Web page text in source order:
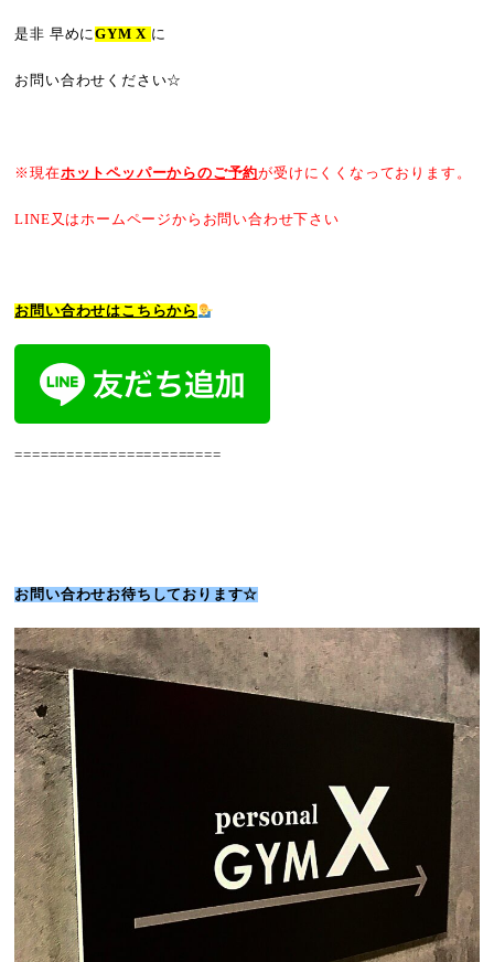
是非 早めにGYM X に
お問い合わせください☆
※現在ホットペッパーからのご予約が受けにくくなっております。
LINE又はホームページからお問い合わせ下さい
お問い合わせはこちらから
========================
お問い合わせお待ちしております☆